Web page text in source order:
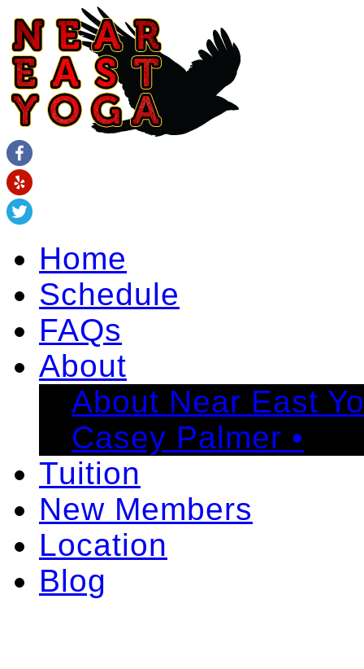
Home
Schedule
FAQs
About
About Near East
Casey Palmer •
Tuition
New Members
Location
Blog